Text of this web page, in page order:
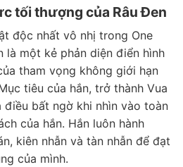
tối thượng của Râu Đen
độc nhất vô nhị trong One
là một kẻ phản diện điển hình
tham vọng không giới hạn
tiêu của hắn, trở thành Vua
điều bất ngờ khi nhìn vào toàn
của hắn. Hắn luôn hành
kiên nhẫn và tàn nhẫn để đạt
của mình.